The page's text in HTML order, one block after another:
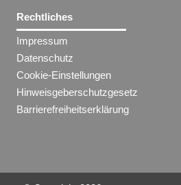
Rechtliches
Impressum
Datenschutz
Cookie-Einstellungen
Hinweisgeberschutzgesetz
Barrierefreiheitserklärung